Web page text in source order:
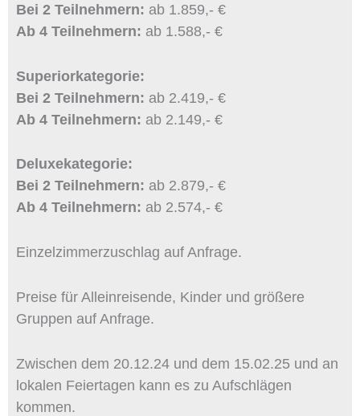
Bei 2 Teilnehmern: ab 1.859,- €
Ab 4 Teilnehmern: ab 1.588,- €
Superiorkategorie:
Bei 2 Teilnehmern: ab 2.419,- €
Ab 4 Teilnehmern: ab 2.149,- €
Deluxekategorie:
Bei 2 Teilnehmern: ab 2.879,- €
Ab 4 Teilnehmern: ab 2.574,- €
Einzelzimmerzuschlag auf Anfrage.
Preise für Alleinreisende, Kinder und größere
Gruppen auf Anfrage.
Zwischen dem 20.12.24 und dem 15.02.25 und an
lokalen Feiertagen kann es zu Aufschlägen
kommen.